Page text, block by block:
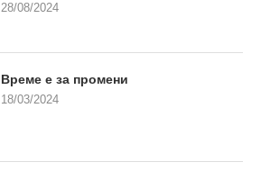
28/08/2024
Време е за промени
18/03/2024